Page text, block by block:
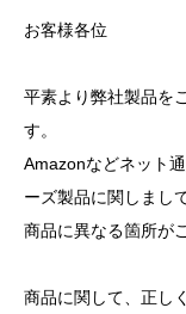
お客様各位
平素より弊社製品を
す。
Amazonなどネット
ーズ製品に関しまし
商品に異なる箇所が
商品に関して、正し